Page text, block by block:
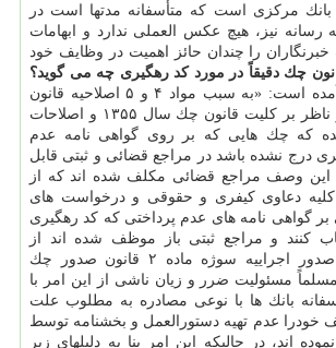
مركزی است كه متأسفانه مدتها است در
نیز، هیچ عكس العملی ندارد و ابهامات
را چندان حائز اهمیت در وظایف خود
چك دقیقاً در مورد كد رهگیری چه می گوید؟
در متن این قانون آمده است: «به سبب مواد ۴ و ۵ اصلاحیه قانون
چك به نحو اطلاق و ناظر بر كلیت قانون چك سال ۱۳۵۵ و اصلاحات
كه چك هایی كه بر روی گواهی نامه عدم
درج نشده باشد در مراجع قضائی و ثبتی قابل
این وصف مراجع قضائی مكلف شده اند كه از
كلیه دعاوی كیفری و حقوقی و درخواست های
بر گواهی نامه های عدم پرداختی كه كد رهگیری
كنند و مراجع ثبتی باز موظف شده اند از
پذیرش درخواست صدور اجراییه سوژه ماده ۲ قانون صدور چك
مسلماً مسئولیت ضرر و زیان ناشی از این امر با
بانك ها با نوعی مصادره به مطلوب علت
خودرا عدم تهیه دستورالعمل و بخشنامه توسط
اند، در حالیكه این امر بنا به دلیلهای زیر